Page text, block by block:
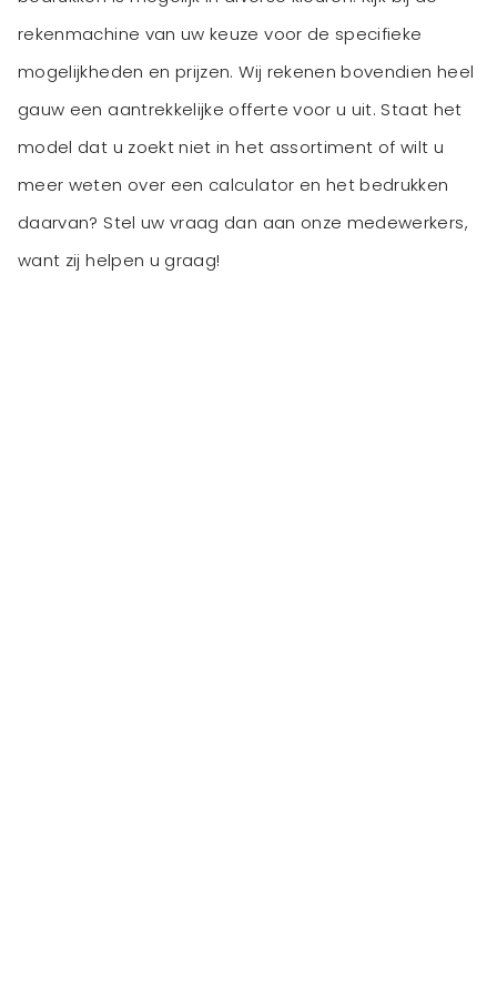
rekenmachine van uw keuze voor de specifieke
mogelijkheden en prijzen. Wij rekenen bovendien heel
gauw een aantrekkelijke offerte voor u uit. Staat het
model dat u zoekt niet in het assortiment of wilt u
meer weten over een calculator en het bedrukken
daarvan? Stel uw vraag dan aan onze medewerkers,
want zij helpen u graag!